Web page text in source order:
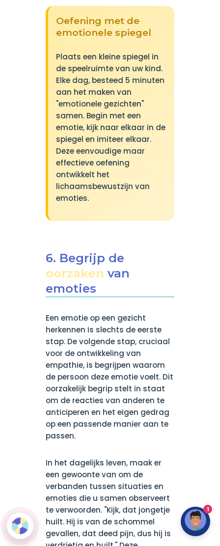
Oefening met de
emotionele spiegel
Plaats een kleine spiegel in
de speelruimte van uw kind.
Elke dag, besteed 5 minuten
aan het maken van
"emotionele gezichten"
samen. Begin met een
emotie, kijk naar elkaar in de
spiegel en imiteer elkaar.
Deze eenvoudige maar
effectieve oefening
ontwikkelt het
lichaamsbewustzijn van
emoties.
6. Begrijp de
oorzaken van
emoties
Een emotie op een gezicht
herkennen is slechts de eerste
stap. De volgende stap, cruciaal
voor de ontwikkeling van
empathie, is begrijpen waarom
de persoon deze emotie voelt. Dit
oorzakelijk begrip stelt in staat
om de reacties van anderen te
anticiperen en het eigen gedrag
op een passende manier aan te
passen.
In het dagelijks leven, maak er
een gewoonte van om de
verbanden tussen situaties en
emoties die u samen observeert
te verwoorden. "Kijk, dat jongetje
huilt. Hij is van de schommel
gevallen, dat deed pijn, dus hij is
1